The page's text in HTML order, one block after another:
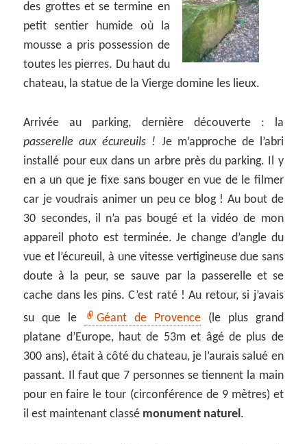
des grottes et se termine en
petit sentier humide où la
mousse a pris possession de
toutes les pierres. Du haut du
chateau, la statue de la Vierge domine les lieux.
Arrivée au parking, dernière découverte : la
passerelle aux écureuils ! Je m’approche de l’abri
installé pour eux dans un arbre près du parking. Il y
en a un que je fixe sans bouger en vue de le filmer
car je voudrais animer un peu ce blog ! Au bout de
30 secondes, il n’a pas bougé et la vidéo de mon
appareil photo est terminée. Je change d’angle du
vue et l’écureuil, à une vitesse vertigineuse due sans
doute à la peur, se sauve par la passerelle et se
cache dans les pins. C’est raté ! Au retour, si j’avais
su que le
Géant de Provence(le plus grand
platane d’Europe, haut de 53m et âgé de plus de
300 ans), était à côté du chateau, je l’aurais salué en
passant. Il faut que 7 personnes se tiennent la main
pour en faire le tour (circonférence de 9 mètres) et
il est maintenant classé monument naturel.